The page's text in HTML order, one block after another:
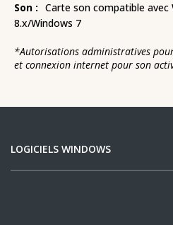
Son : Carte son compatible avec
8.x/Windows 7
*Autorisations administratives
et connexion internet pour son
LOGICIELS WINDOWS